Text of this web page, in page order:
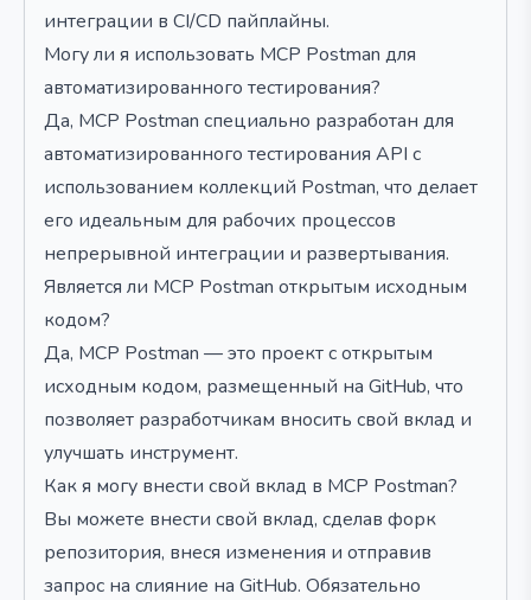
интеграции в CI/CD пайплайны.
Могу ли я использовать MCP Postman для
автоматизированного тестирования?
Да, MCP Postman специально разработан для
автоматизированного тестирования API с
использованием коллекций Postman, что делает
его идеальным для рабочих процессов
непрерывной интеграции и развертывания.
Является ли MCP Postman открытым исходным
кодом?
Да, MCP Postman — это проект с открытым
исходным кодом, размещенный на GitHub, что
позволяет разработчикам вносить свой вклад и
улучшать инструмент.
Как я могу внести свой вклад в MCP Postman?
Вы можете внести свой вклад, сделав форк
репозитория, внеся изменения и отправив
запрос на слияние на GitHub. Обязательно